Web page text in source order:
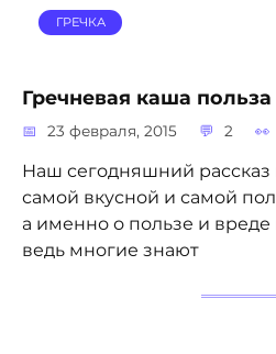
ГРЕЧКА
Гречневая каша
23 февраля, 2015 2
Наш сегодняшний рассказ
самой вкусной и самой
а именно о пользе и
ведь многие знают